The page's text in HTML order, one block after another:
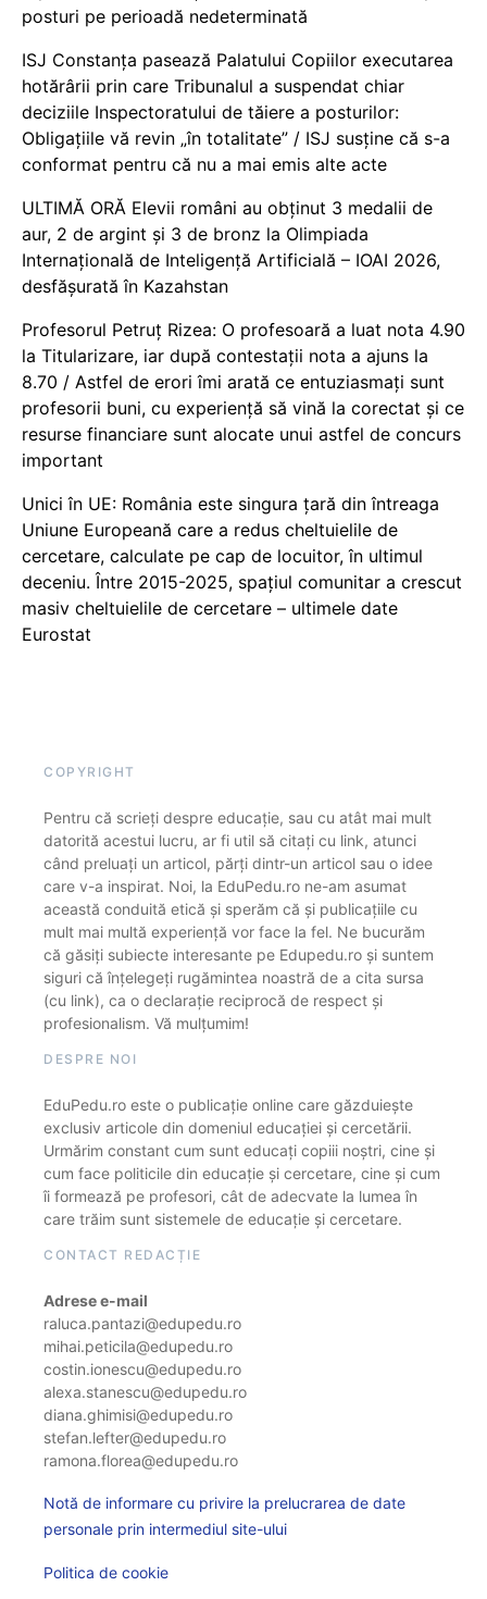
posturi pe perioadă nedeterminată
ISJ Constanța pasează Palatului Copiilor executarea
hotărârii prin care Tribunalul a suspendat chiar
deciziile Inspectoratului de tăiere a posturilor:
Obligațiile vă revin „în totalitate” / ISJ susține că s-a
conformat pentru că nu a mai emis alte acte
ULTIMĂ ORĂ Elevii români au obținut 3 medalii de
aur, 2 de argint și 3 de bronz la Olimpiada
Internațională de Inteligență Artificială – IOAI 2026,
desfășurată în Kazahstan
Profesorul Petruț Rizea: O profesoară a luat nota 4.90
la Titularizare, iar după contestații nota a ajuns la
8.70 / Astfel de erori îmi arată ce entuziasmați sunt
profesorii buni, cu experiență să vină la corectat și ce
resurse financiare sunt alocate unui astfel de concurs
important
Unici în UE: România este singura țară din întreaga
Uniune Europeană care a redus cheltuielile de
cercetare, calculate pe cap de locuitor, în ultimul
deceniu. Între 2015-2025, spațiul comunitar a crescut
masiv cheltuielile de cercetare – ultimele date
Eurostat
COPYRIGHT
Pentru că scrieți despre educație, sau cu atât mai mult
datorită acestui lucru, ar fi util să citați cu link, atunci
când preluați un articol, părți dintr-un articol sau o idee
care v-a inspirat. Noi, la EduPedu.ro ne-am asumat
această conduită etică și sperăm că și publicațiile cu
mult mai multă experiență vor face la fel. Ne bucurăm
că găsiți subiecte interesante pe Edupedu.ro și suntem
siguri că înțelegeți rugămintea noastră de a cita sursa
(cu link), ca o declarație reciprocă de respect și
profesionalism. Vă mulțumim!
DESPRE NOI
EduPedu.ro este o publicație online care găzduiește
exclusiv articole din domeniul educației și cercetării.
Urmărim constant cum sunt educați copiii noștri, cine și
cum face politicile din educație și cercetare, cine și cum
îi formează pe profesori, cât de adecvate la lumea în
care trăim sunt sistemele de educație și cercetare.
CONTACT REDACȚIE
Adrese e-mail
raluca.pantazi@edupedu.ro
mihai.peticila@edupedu.ro
costin.ionescu@edupedu.ro
alexa.stanescu@edupedu.ro
diana.ghimisi@edupedu.ro
stefan.lefter@edupedu.ro
ramona.florea@edupedu.ro
Notă de informare cu privire la prelucrarea de date
personale prin intermediul site-ului
Politica de cookie